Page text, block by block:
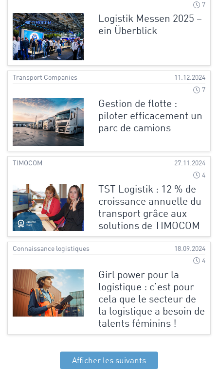
7
Logistik Messen 2025 –
ein Überblick
Transport Companies
11.12.2024
7
Gestion de flotte :
piloter efficacement un
parc de camions
TIMOCOM
27.11.2024
4
TST Logistik : 12 % de
croissance annuelle du
transport grâce aux
solutions de TIMOCOM
Connaissance logistiques
18.09.2024
4
Girl power pour la
logistique : c’est pour
cela que le secteur de
la logistique a besoin de
talents féminins !
Afficher les suivants